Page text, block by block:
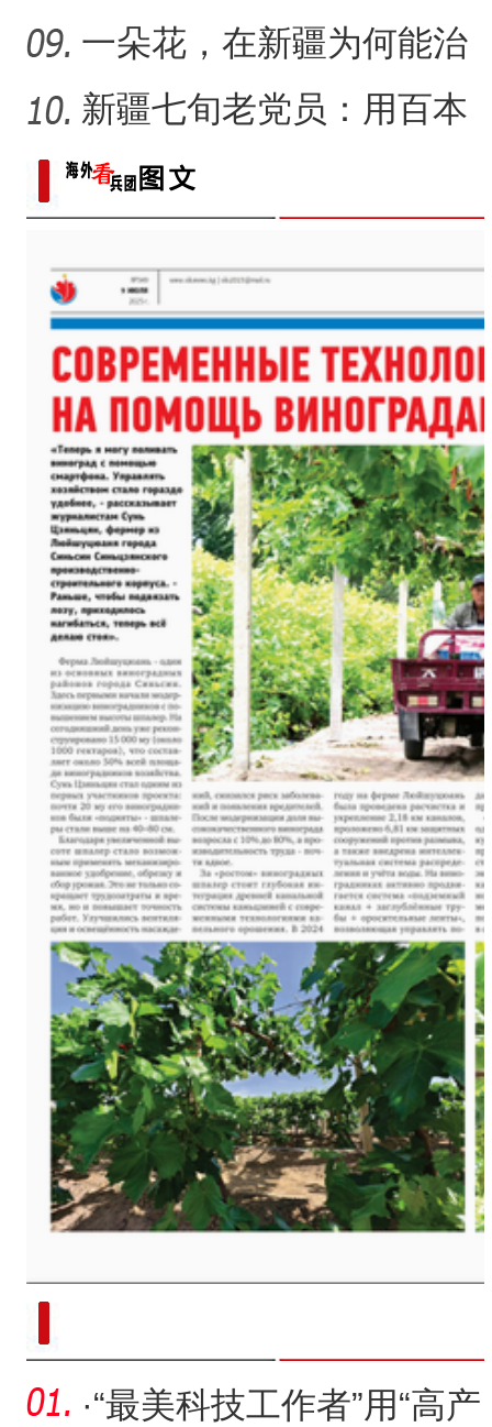
【与你为邻】西班牙机械师
海外华文媒体打卡新疆喀什
金秋时节丰收忙 万亩
统符号与技艺
一朵花，在新疆为何能治
沙又致富？
新疆七旬老党员：用百本
日记记录村子半个多世纪
·“最美科技工作者”用“高产